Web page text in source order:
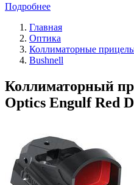
Подробнее
Главная
Оптика
Коллиматорные
Bushnell
Коллиматорный
Optics Engulf Red